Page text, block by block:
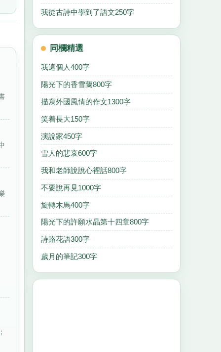
我從古詩中學到了語文250字
同欄精選
我這個人400字
陽光下的香雪蘭800字
描寫外國風情的作文1300字
笑着長大150字
演說家450字
雪人的悲哀600字
我和老師說說心裡話800字
不要說再見1000字
旋轉木馬400字
陽光下的許願水晶第十四章800字
詩路花語300字
歲月的筆記300字